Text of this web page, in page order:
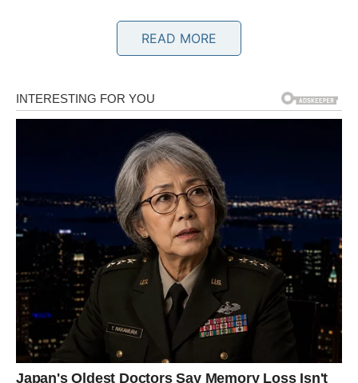
Finansijska situacija takođe kreće nabolje. Ne radi se
nužno o ogromnom novcu, već o osjećaju sigurnosti koji
Najvažnija poruka ovog delfina glasi:
Ne odustaj nekoliko koraka prije cilja, jer upravo sada
dolazi vrijeme tvoje nagrade.
DELFIN BROJ 2 – SUDBINA TI
DONOSI SUSRET KOJI MIJENJA
MNOGO TOGA
Ako je tvoj izbor drugi delfin, naredni dani biće obilježeni
ljudima. Pred tobom je razgovor, poznanstvo ili slučajan
susret koji može potpuno promijeniti tok događaja.
READ MORE